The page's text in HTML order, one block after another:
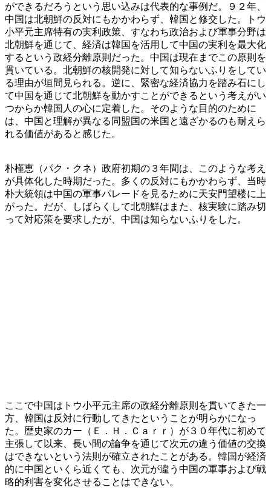
ができるだろうという思い込みは代表的な事例だ。９２年、
中国は北朝鮮の反対にもかかわらず、韓国と修交した。トウ
小平元主席特有の実利政策、すなわち政治および軍事分野は
北朝鮮を通じて、経済は韓国を活用して中国の実利を最大化
するという政経分離原則だった。中国は現在までこの原則を
貫いている。北朝鮮の核開発に対して知らないふりをしてい
る理由が垣間見られる。逆に、緊密な経済協力を踏み石にし
て中国を通じて北朝鮮を動かすことができるという考えがい
つからか韓国人の心に定着した。そのような目的のために
は、中国と理解が異なる同盟国の米国と遠ざかるのも耐えら
れる価値があると感じた。
朴槿恵（パク・クネ）政府初期の３年間は、このような考え
が具体化した時期だった。多くの反対にもかかわらず、当時
朴大統領は中国の軍事パレードを見るために天安門望楼に上
がった。だが、しばらくして北朝鮮はまた、核実験に踏み切
って対応策を要求したが、中国は知らないふりをした。
ここで中国はトウ小平元主席の政経分離原則を貫いてきた一
方、韓国は反対に行動してきたということが明らかになっ
た。歴史家のカー（Ｅ．Ｈ．Ｃａｒｒ）が３０年代に初めて
主張して以来、長い間の論争を通じて次元の違う価値の交換
はできないという法則が確立されたことがある。韓国が経済
的に中国といくら近くても、次元が違う中国の軍事および戦
略的利害を変化させることはできない。